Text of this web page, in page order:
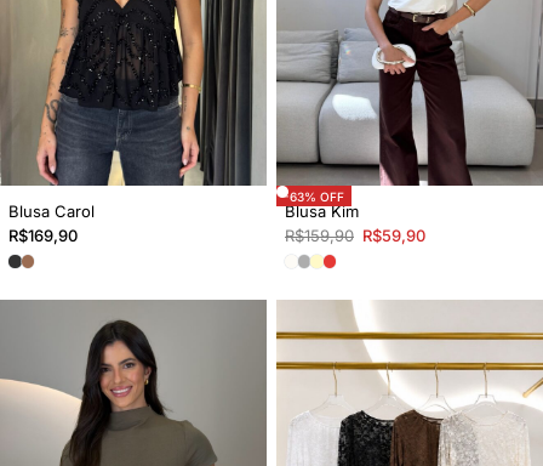
Blusa Carol
R$169,90
-63% OFF
Blusa Kim
R$159,90 R$59,90